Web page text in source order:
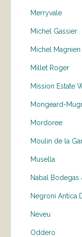
Merryvale
Michel Gassier
Michel Magnien
Millet Roger
Mission Estate
Mongeard-
Mordoree
Moulin de la
Musella
Nabal Bodegas
Negroni Antica
Neveu
Oddero